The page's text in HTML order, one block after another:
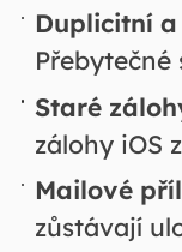
Duplicitní
Přebytečné
Staré
zálohy iOS
Mailové
zůstávají